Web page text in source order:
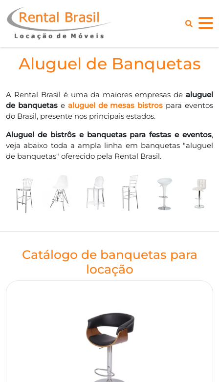
Aluguel de Banquetas
A Rental Brasil é uma da maiores empresas de aluguel
de banquetase aluguel de mesas bistros para eventos
do Brasil, presente nos principais estados.
Aluguel de bistrôs e banquetas para festas e eventos,
veja abaixo toda a ampla linha em banquetas "aluguel
de banquetas" oferecido pela Rental Brasil.
Catálogo de banquetas para
locação